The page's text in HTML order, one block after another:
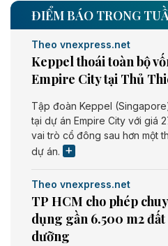
ĐIỂM BÁO TRONG
Theo vnexpress.net
Keppel thoái toàn bộ
Empire City tại Thủ
Tập đoàn Keppel
tại dự án Empire City với giá
vai trò cổ đông sau hơn một
dự án.
Theo vnexpress.net
TP HCM cho phép
dụng gần 6.500 m2
dưỡng